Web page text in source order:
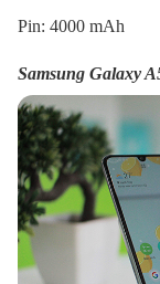
Pin: 4000 mAh
Samsung Galaxy